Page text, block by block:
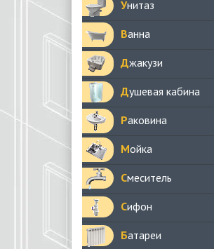
Унитаз
Ванна
Джакузи
Душевая кабина
Раковина
Мойка
Смеситель
Сифон
Батареи